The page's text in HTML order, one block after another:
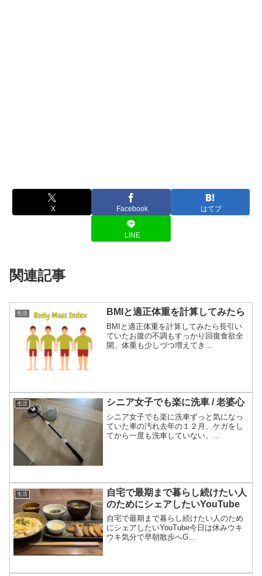
X Facebook はてブ
LINE
関連記事
生活 BMIと適正体重を計算してみたら
BMIと適正体重を計算してみたら長引い
ていたお腹の不調もすっかり回復食欲全
開、体重も少しづつ増えてき...
生活 シニア女子でも楽に洗車 / 老婆心
シニア女子でも楽に洗車ずっと気になっ
ていた車の汚れ去年の１２月、ケガをし
てから一度も洗車していない。...
生活
自宅で最期まで暮らし続けたい人
のためにシェアしたいYouTube
自宅で最期まで暮らし続けたい人のため
にシェアしたいYouTube今日は休みウキ
ウキ気分で早朝散歩へG...